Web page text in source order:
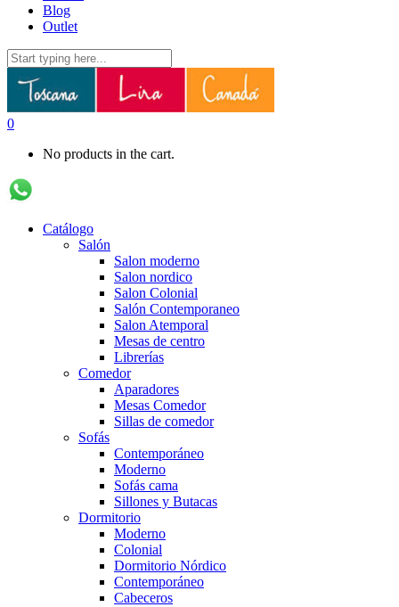
Blog
Outlet
0
No products in the cart.
Catálogo
Salón
Salon moderno
Salon nordico
Salon Colonial
Salón Contemporaneo
Salon Atemporal
Mesas de centro
Librerías
Comedor
Aparadores
Mesas Comedor
Sillas de comedor
Sofás
Contemporáneo
Moderno
Sofás cama
Sillones y Butacas
Dormitorio
Moderno
Colonial
Dormitorio Nórdico
Contemporáneo
Cabeceros